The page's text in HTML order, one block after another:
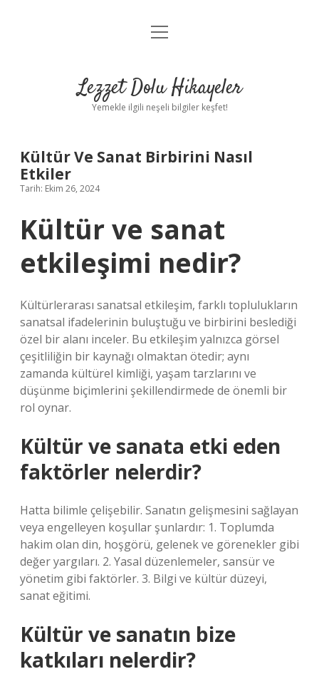
Anasayfa
Yasal Uyarı
menüyü
Lezzet Dolu Hikayeler
Yemekle ilgili neşeli bilgiler keşfet!
Kültür Ve Sanat Birbirini Nasıl
Etkiler
Tarih: Ekim 26, 2024
Kültür ve sanat
etkileşimi nedir?
Kültürlerarası sanatsal etkileşim, farklı toplulukların
sanatsal ifadelerinin buluştuğu ve birbirini beslediği
özel bir alanı inceler. Bu etkileşim yalnızca görsel
çeşitliliğin bir kaynağı olmaktan ötedir; aynı
zamanda kültürel kimliği, yaşam tarzlarını ve
düşünme biçimlerini şekillendirmede de önemli bir
rol oynar.
Kültür ve sanata etki eden
faktörler nelerdir?
Hatta bilimle çelişebilir. Sanatın gelişmesini sağlayan
veya engelleyen koşullar şunlardır: 1. Toplumda
hakim olan din, hoşgörü, gelenek ve görenekler gibi
değer yargıları. 2. Yasal düzenlemeler, sansür ve
yönetim gibi faktörler. 3. Bilgi ve kültür düzeyi,
sanat eğitimi.
Kültür ve sanatın bize
katkıları nelerdir?